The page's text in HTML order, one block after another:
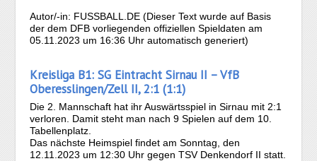
Autor/-in: FUSSBALL.DE (Dieser Text wurde auf Basis
der dem DFB vorliegenden offiziellen Spieldaten am
05.11.2023 um 16:36 Uhr automatisch generiert)
Kreisliga B1: SG Eintracht Sirnau II – VfB
Oberesslingen/Zell II, 2:1 (1:1)
Die 2. Mannschaft hat ihr Auswärtsspiel in Sirnau mit 2:1
verloren. Damit steht man nach 9 Spielen auf dem 10.
Tabellenplatz.
Das nächste Heimspiel findet am Sonntag, den
12.11.2023 um 12:30 Uhr gegen TSV Denkendorf II statt.